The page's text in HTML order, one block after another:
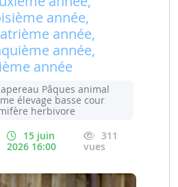
année,
année,
année,
année
Pâques animal
élevage basse cour
herbivore
15 juin
2026 16:00
311
vues